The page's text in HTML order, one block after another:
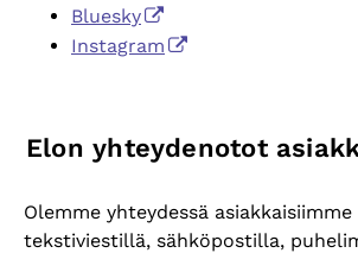
Bluesky
Instagram
Elon yhteydenotot
Olemme yhteydessä
tekstiviestillä, sähköpostilla,